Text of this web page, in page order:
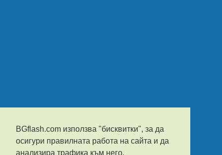
BGflash.com използва "бисквитки", за да
осигури правилната работа на сайта и да
анализира трафика към него.